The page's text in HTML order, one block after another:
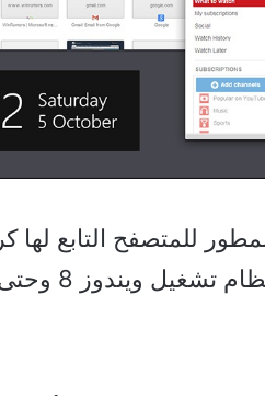
للمتصفح التابع
تشغيله على واجهة